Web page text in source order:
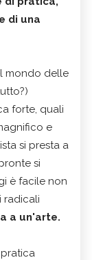
di una
mondo delle
forte, quali
e
si presta a
si
è facile non
radicali
a un'arte.